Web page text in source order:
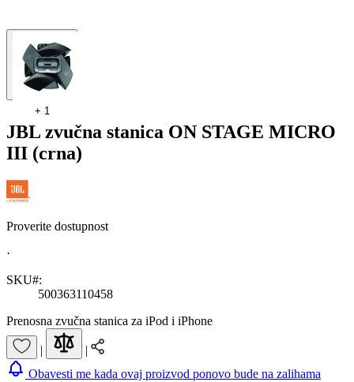
+ 1
JBL zvučna stanica ON STAGE MICRO
III (crna)
Proverite dostupnost
·
SKU#:
500363110458
Prenosna zvučna stanica za iPod i iPhone
|
|
Obavesti me kada ovaj proizvod ponovo bude na zalihama